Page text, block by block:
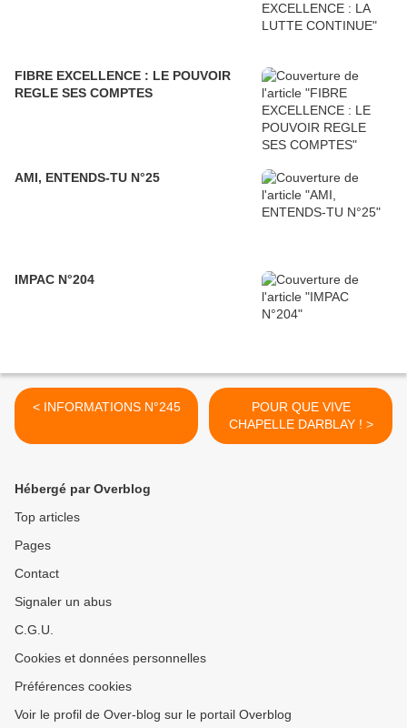
FIBRE EXCELLENCE : LE POUVOIR
REGLE SES COMPTES
AMI, ENTENDS-TU N°25
IMPAC N°204
< INFORMATIONS N°245
POUR QUE VIVE
CHAPELLE DARBLAY ! >
Hébergé par Overblog
Top articles
Pages
Contact
Signaler un abus
C.G.U.
Cookies et données personnelles
Préférences cookies
Voir le profil de Over-blog sur le portail Overblog